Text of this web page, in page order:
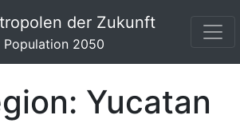
der Zukunft
Population 2050
Yucatan